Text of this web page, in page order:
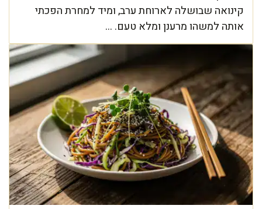
קינואה שבושלה לארוחת ערב, ומיד למחרת הפכתי
אותה למשהו מרענן ומלא טעם. ...